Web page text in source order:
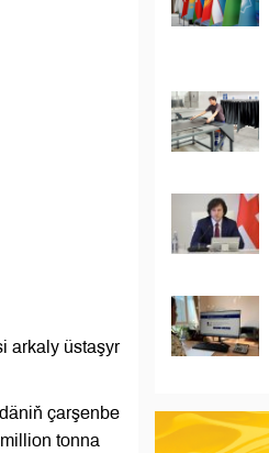
arkaly üstaşyr
çarşenbe
tonna